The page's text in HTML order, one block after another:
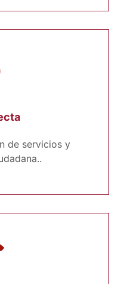
de servicios y